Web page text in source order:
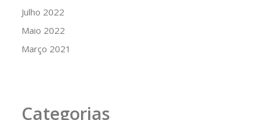
Julho 2022
Maio 2022
Março 2021
Categorias